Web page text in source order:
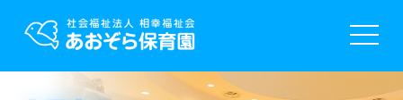
toggle